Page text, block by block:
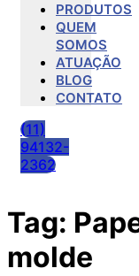
PRODUTOS
QUEM
SOMOS
ATUAÇÃO
BLOG
CONTATO
(11)
94132-
2362
Tag:
molde